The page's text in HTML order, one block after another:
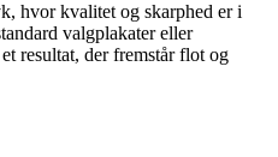
hvor kvalitet og skarphed er i
valgplakater eller
resultat, der fremstår flot og